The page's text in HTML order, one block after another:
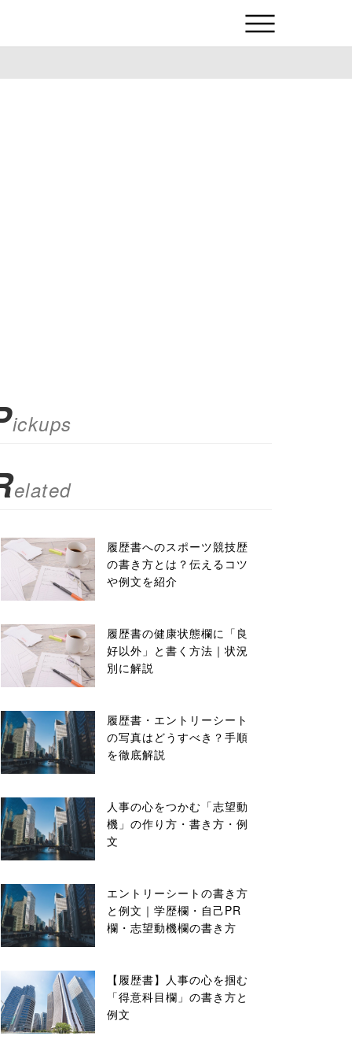
ickups
elated
履歴書へのスポーツ競技歴
の書き方とは？伝えるコツ
や例文を紹介
履歴書の健康状態欄に「良
好以外」と書く方法｜状況
別に解説
履歴書・エントリーシート
の写真はどうすべき？手順
を徹底解説
人事の心をつかむ「志望動
機」の作り方・書き方・例
文
エントリーシートの書き方
と例文｜学歴欄・自己PR
欄・志望動機欄の書き方
【履歴書】人事の心を掴む
「得意科目欄」の書き方と
例文